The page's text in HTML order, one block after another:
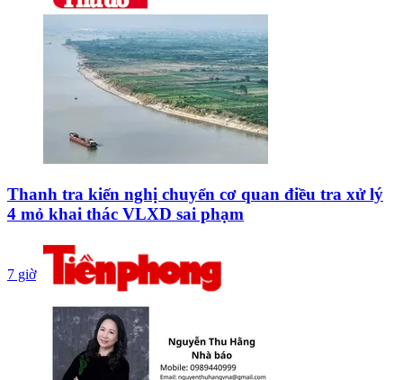
Thanh tra kiến nghị chuyển cơ quan điều tra xử lý
4 mỏ khai thác VLXD sai phạm
7 giờ